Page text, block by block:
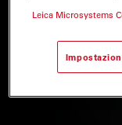
Leica Microsystems